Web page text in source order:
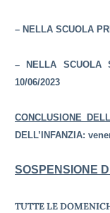
– NELLA SCUOLA
– NELLA SCUOLA
10/06/2023
CONCLUSIONE
DELL’INFANZIA:
SOSPENSIONE
TUTTE LE